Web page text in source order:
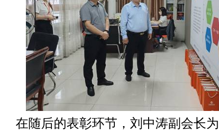
在随后的表彰环节，刘中涛副会长